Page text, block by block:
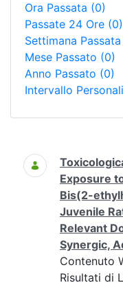
Ora Passata (0)
Passate 24 Ore (0)
Settimana Passata
Mese Passato (0)
Anno Passato (0)
Intervallo
Ricerca
Exposure
Bis(2-
Juvenile
Relevant
Synergic,
Contenuto
Risultati di